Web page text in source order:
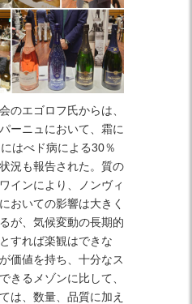
のエゴロフ氏からは、
ーニュにおいて、霜に
はべド病による30％
況も報告された。質の
インにより、ノンヴィ
おいての影響は大きく
が、気候変動の長期的
すれば楽観はできな
価値を持ち、十分なス
きるメゾンに比して、
は、数量、品質に加え